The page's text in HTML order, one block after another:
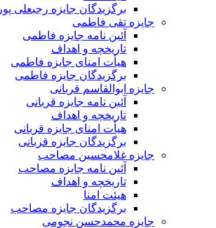
برگزیدگان جایزه رجبعلی پور
جایزه تقی فاطمی
آئین نامه جایزه فاطمی
تاریخچه و اهداف
هیأت امنای جایزه فاطمی
برگزیدگان جایزه فاطمی
جایزه ابوالقاسم قربانی
آئین نامه جایزه قربانی
تاریخچه و اهداف
هیأت امنای جایزه قربانی
برگزیدگان جایزه قربانی
جایزه غلامحسین مصاحب
آئین نامه جایزه مصاحب
تاریخچه و اهداف
هیئت امنا
برگزیدگان جایزه مصاحب
جایزه محمدحسن نجومی